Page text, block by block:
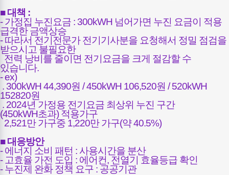
■ 대책 :
- 가정집 누진요금 : 300kWH 넘어가면 누진 요금이 적용
급격한 금액상승
- 따라서 전기전문가 전기기사분을 요청해서 정밀 점검을
받으시고 불필요한
전력 낭비를 줄이면 전기요금을 크게 절감할 수
있습니다.
- ex)
. 300kWH 44,390원 / 450kWH 106,520원 / 520kWH
152820원
. 2024년 가정용 전기요금 최상위 누진 구간
(450kWH초과) 적용가구
2,521만 가구중 1,220만 가구(약 40.5%)
■ 대응방안
- 에너지 소비 패턴 : 사용시간을 분산
- 고효율 가전 도입 : 에어컨, 전열기 효율등급 확인
- 누진제 완화 정책 요구 : 공공기관